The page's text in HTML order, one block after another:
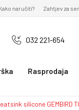
naručiti? Zahtjev za
032 221-654
Rasprodaja
silicone GEMBIRD